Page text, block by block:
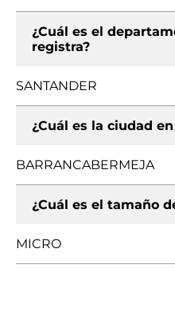
¿Cuál es el
registra?
SANTANDER
¿Cuál es la ciudad
BARRANCABERMEJA
¿Cuál es el tamaño
MICRO